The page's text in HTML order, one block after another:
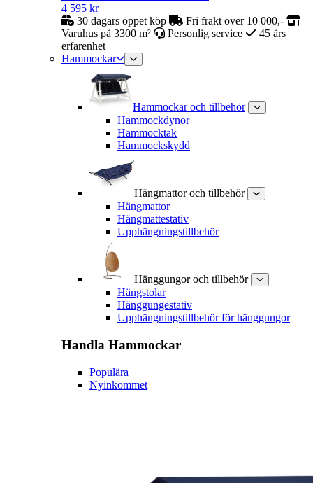
4 595 kr
30 dagars öppet köp
Fri frakt över 10 000,-
Varuhus på 3300 m²
Personlig service
45 års
erfarenhet
Hammockar
Hammockar och tillbehör
Hammockdynor
Hammocktak
Hammockskydd
Hängmattor och tillbehör
Hängmattor
Hängmattestativ
Upphängningstillbehör
Hänggungor och tillbehör
Hängstolar
Hänggungestativ
Upphängningstillbehör för hänggungor
Handla Hammockar
Populära
Nyinkommet